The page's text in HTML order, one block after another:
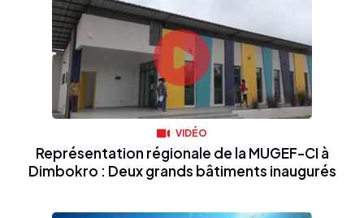
VIDÉO
Représentation régionale de la MUGEF-CI à
Dimbokro : Deux grands bâtiments inaugurés